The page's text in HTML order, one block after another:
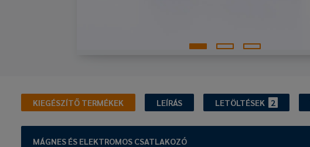
KIEGÉSZÍTŐ TERMÉKEK LEÍRÁS LETÖLTÉSEK 2
MÁGNES ÉS ELEKTROMOS CSATLAKOZÓ